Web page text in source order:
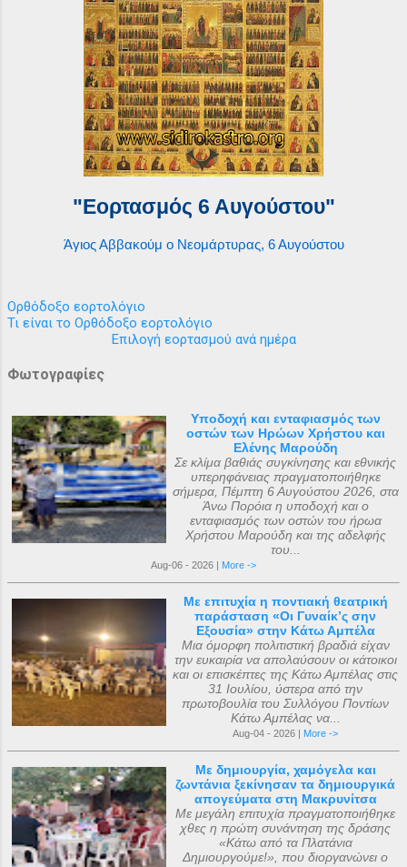
"Εορτασμός 6 Αυγούστου"
Άγιος Αββακούμ ο Νεομάρτυρας, 6 Αυγούστου
Ορθόδοξο εορτολόγιο
Τι είναι το Ορθόδοξο εορτολόγιο
Επιλογή εορτασμού ανά ημέρα
Φωτογραφίες
Υποδοχή και ενταφιασμός των
οστών των Ηρώων Χρήστου και
Ελένης Μαρούδη
Σε κλίμα βαθιάς συγκίνησης και εθνικής
υπερηφάνειας πραγματοποιήθηκε
σήμερα, Πέμπτη 6 Αυγούστου 2026, στα
Άνω Πορόια η υποδοχή και ο
ενταφιασμός των οστών του ήρωα
Χρήστου Μαρούδη και της αδελφής
του...
Aug-06 - 2026 | More ->
Με επιτυχία η ποντιακή θεατρική
παράσταση «Οι Γυναίκ’ς σην
Εξουσία» στην Κάτω Αμπέλα
Μια όμορφη πολιτιστική βραδιά είχαν
την ευκαιρία να απολαύσουν οι κάτοικοι
και οι επισκέπτες της Κάτω Αμπέλας στις
31 Ιουλίου, ύστερα από την
πρωτοβουλία του Συλλόγου Ποντίων
Κάτω Αμπέλας να...
Aug-04 - 2026 | More ->
Με δημιουργία, χαμόγελα και
ζωντάνια ξεκίνησαν τα δημιουργικά
απογεύματα στη Μακρυνίτσα
Με μεγάλη επιτυχία πραγματοποιήθηκε
χθες η πρώτη συνάντηση της δράσης
«Κάτω από τα Πλατάνια
Δημιουργούμε!», που διοργανώνει ο